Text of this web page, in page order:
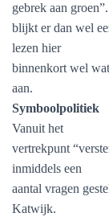
gebrek aan
blijkt er dan wel
lezen hier
binnenkort wel
aan.
Symboolpolitiek
Vanuit het
vertrekpunt
inmiddels een
aantal vragen
Katwijk.